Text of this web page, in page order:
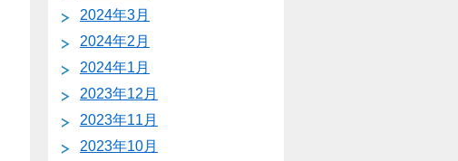
2024年3月
2024年2月
2024年1月
2023年12月
2023年11月
2023年10月